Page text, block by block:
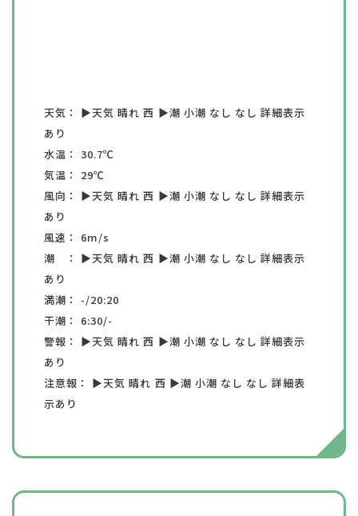
天気： ▶︎天気晴れ西 ▶︎潮 小潮 なし なし詳細表示
あり
水温：30.7℃
気温： 29℃
風向： ▶︎天気晴れ西 ▶︎潮 小潮 なし なし詳細表示
あり
風速： 6m/s
潮 ： ▶︎天気晴れ西 ▶︎潮 小潮 なし なし詳細表示
あり
満潮： -/20:20
干潮： 6:30/-
警報： ▶︎天気晴れ西 ▶︎潮 小潮 なし なし詳細表示
あり
注意報： ▶︎天気晴れ 西 ▶︎潮 小潮 なし なし詳細表
示あり